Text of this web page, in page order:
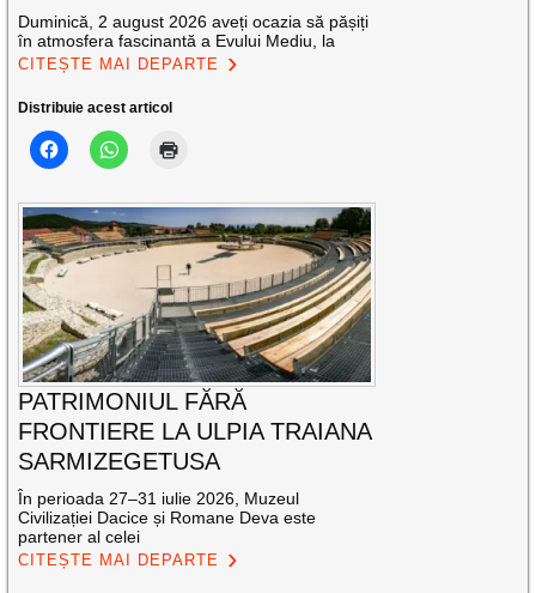
Duminică, 2 august 2026 aveți ocazia să pășiți
în atmosfera fascinantă a Evului Mediu, la
CITEȘTE MAI DEPARTE
Distribuie acest articol
PATRIMONIUL FĂRĂ
FRONTIERE LA ULPIA TRAIANA
SARMIZEGETUSA
În perioada 27–31 iulie 2026, Muzeul
Civilizației Dacice și Romane Deva este
partener al celei
CITEȘTE MAI DEPARTE